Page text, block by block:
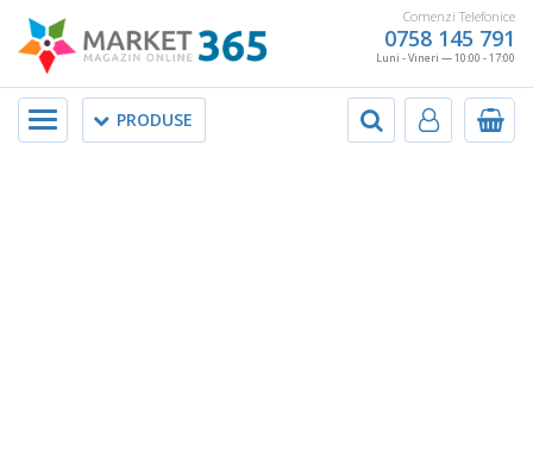
Comenzi Telefonice
0758 145 791
Luni - Vineri — 10:00 - 17:00
PRODUSE
Meniu